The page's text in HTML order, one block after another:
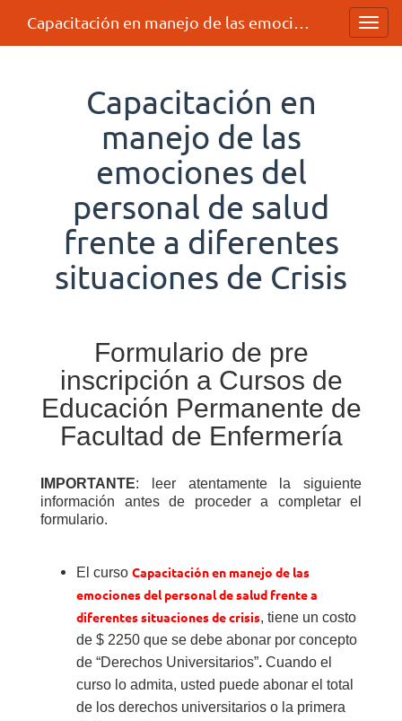
Capacitación en
manejo de las
emociones del
personal de salud
frente a diferentes
situaciones de Crisis
Formulario de pre
inscripción a Cursos de
Educación Permanente de
Facultad de Enfermería
IMPORTANTE: leer atentamente la siguiente
información antes de proceder a completar el
formulario.
El curso Capacitación en manejo de las
emociones del personal de salud frente a
diferentes situaciones de crisis, tiene un costo
de $ 2250 que se debe abonar por concepto
de “Derechos Universitarios”. Cuando el
curso lo admita, usted puede abonar el total
de los derechos universitarios o la primera